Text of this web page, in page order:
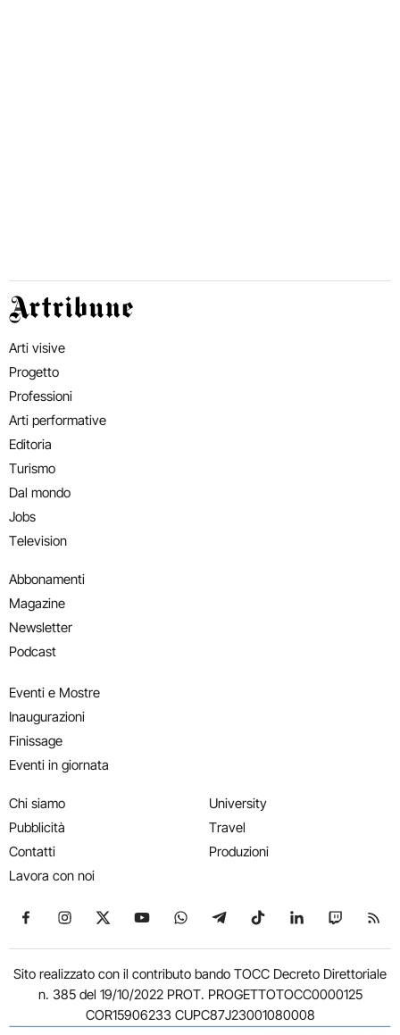
Artribune
Arti visive
Progetto
Professioni
Arti performative
Editoria
Turismo
Dal mondo
Jobs
Television
Abbonamenti
Magazine
Newsletter
Podcast
Eventi e Mostre
Inaugurazioni
Finissage
Eventi in giornata
Chi siamo
Pubblicità
Contatti
Lavora con noi
University
Travel
Produzioni
Seguici su Facebook
Seguici su Instagram
Seguici su X
Seguici su YouTube
Seguici su WhatsApp
Seguici su Telegram
Seguici su TikTok
Seguici su
Seguici
Sito realizzato con il contributo bando TOCC Decreto Direttoriale
n. 385 del 19/10/2022 PROT. PROGETTOTOCC0000125
COR15906233 CUPC87J23001080008